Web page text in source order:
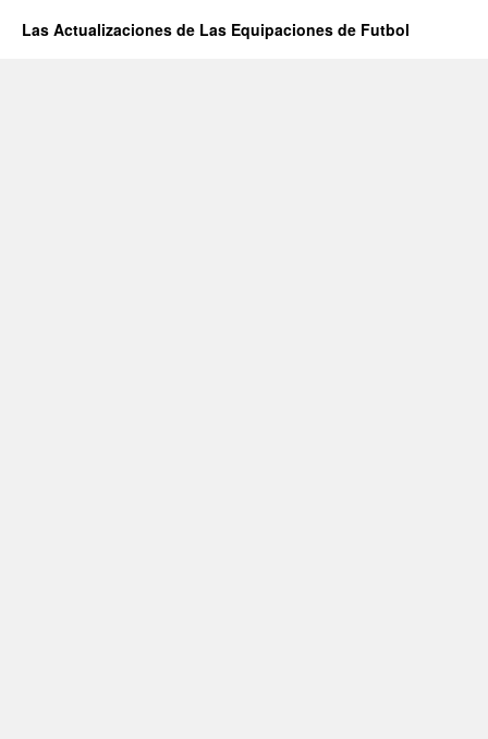
Las Actualizaciones de Las Equipaciones de Futbol